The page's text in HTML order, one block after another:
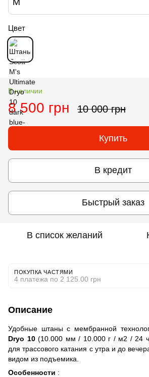
M
Цвет
В наличии
8 500 грн 10 000 грн
Купить
В кредит
Быстрый заказ
В список желаний
ПОКУПКА ЧАСТЯМИ
4 платежа по 2 125.00 грн
Описание
Удобные штаны с мембранной
Dryo 10(10.000 мм / 10.000 г / м2 / 24
для трассового катания с утра и до
видом из подъемика.
Особенности :